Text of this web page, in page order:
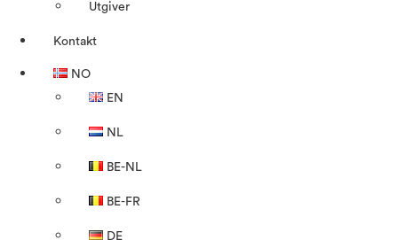
Utgiver
Kontakt
NO
EN
NL
BE-NL
BE-FR
DE